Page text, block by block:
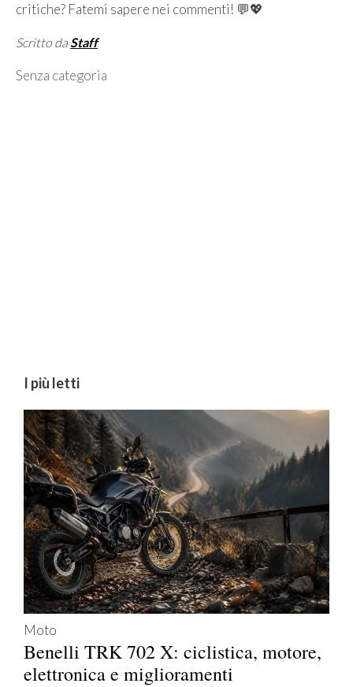
critiche? Fatemi sapere nei commenti! 💬💖
Scritto daStaff
Categorie
Senza categoria
I più letti
Moto
Benelli TRK 702 X: ciclistica, motore,
elettronica e miglioramenti